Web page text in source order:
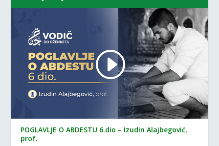
POGLAVLJE O ABDESTU 6.dio – Izudin Alajbegović,
prof.